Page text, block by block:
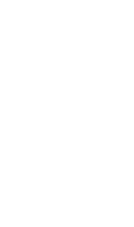
Bewertung